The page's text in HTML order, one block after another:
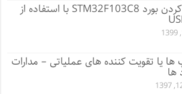
پروگرم کردن بورد STM32F103C8 با استفاده از
یا تقویت کننده های عملیاتی – مدارات
ها